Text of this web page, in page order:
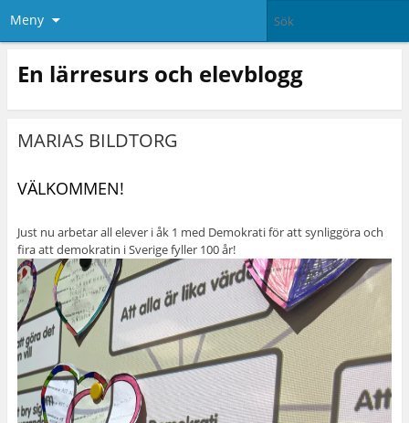
Meny
En lärresurs och elevblogg
MARIAS BILDTORG
VÄLKOMMEN!
Just nu arbetar all elever i åk 1 med Demokrati för att synliggöra och
fira att demokratin i Sverige fyller 100 år!